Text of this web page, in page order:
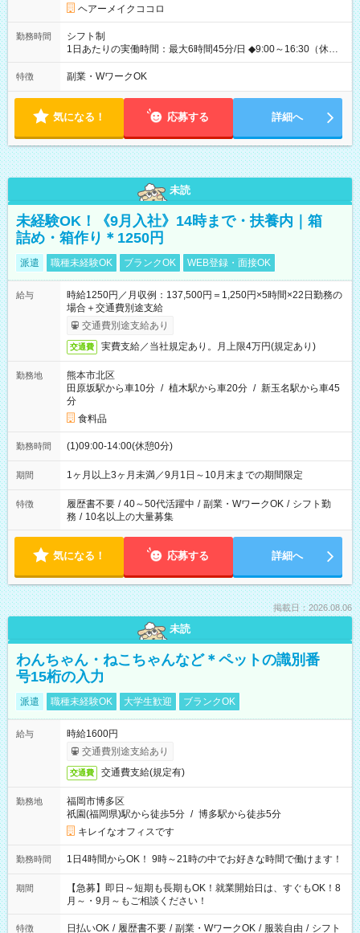
ヘアーメイクココロ
勤務時間
シフト制
1日あたりの実働時間：最大6時間45分/日 ◆9:00～16:30（休憩
45分） ◇週2日~OK！！ ◆残業レッスン一切なし ◇休みの日の
講習参加、モデルハント一切なし ☆★☆★☆★☆★☆ 上記の条件
ご希望があったらぜひご相談ください！ もちろん、週の出勤日
数も相談OKです！ ☆★☆★☆★☆★☆★☆
特徴 副業・WワークOK
気になる！ 応募する 詳細へ
未読
未経験OK！《9月入社》14時まで・扶養内｜箱
詰め・箱作り＊1250円
派遣 職種未経験OK ブランクOK WEB登録・面接OK
給与
時給1250円／月収例：137,500円＝1,250円×5時間×22日勤務の
場合＋交通費別途支給
交通費別途支給あり
交通費 実費支給／当社規定あり。月上限4万円(規定あり)
勤務地
熊本市北区
田原坂駅から車10分 / 植木駅から車20分 / 新玉名駅から車45
分
食料品
勤務時間 (1)09:00-14:00(休憩0分)
期間 1ヶ月以上3ヶ月未満／9月1日～10月末までの期間限定
特徴 履歴書不要 / 40～50代活躍中 / 副業・WワークOK / シフト勤
務 / 10名以上の大量募集
気になる！ 応募する 詳細へ
掲載日：2026.08.06
未読
わんちゃん・ねこちゃんなど＊ペットの識別番
号15桁の入力
派遣 職種未経験OK 大学生歓迎 ブランクOK
給与
時給1600円
交通費別途支給あり
交通費 交通費支給(規定有)
勤務地
福岡市博多区
祇園(福岡県)駅から徒歩5分 / 博多駅から徒歩5分
キレイなオフィスです
勤務時間 1日4時間からOK！ 9時～21時の中でお好きな時間で働けます！
期間
【急募】即日～短期も長期もOK！就業開始日は、すぐもOK！8
月～・9月～もご相談ください！
特徴 日払いOK / 履歴書不要 / 副業・WワークOK / 服装自由 / シフト